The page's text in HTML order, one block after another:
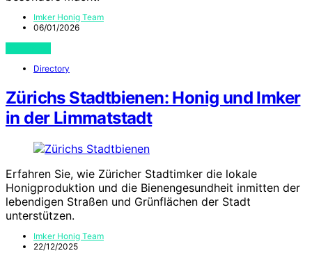
Imker Honig Team
06/01/2026
Directory
Zürichs Stadtbienen: Honig und Imker
in der Limmatstadt
Erfahren Sie, wie Züricher Stadtimker die lokale
Honigproduktion und die Bienengesundheit inmitten der
lebendigen Straßen und Grünflächen der Stadt
unterstützen.
Imker Honig Team
22/12/2025